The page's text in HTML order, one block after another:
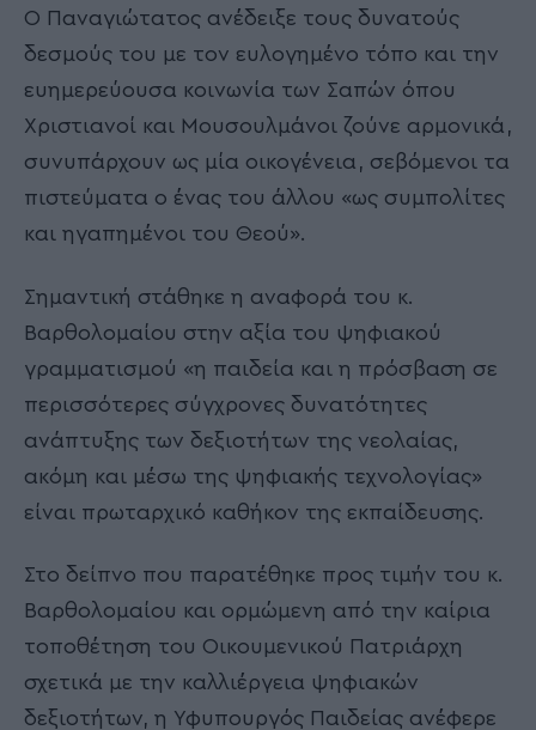
Ο Παναγιώτατος ανέδειξε τους δυνατούς
δεσμούς του με τον ευλογημένο τόπο και την
ευημερεύουσα κοινωνία των Σαπών όπου
Χριστιανοί και Μουσουλμάνοι ζούνε αρμονικά,
συνυπάρχουν ως μία οικογένεια, σεβόμενοι τα
πιστεύματα ο ένας του άλλου «ως συμπολίτες
και ηγαπημένοι του Θεού».
Σημαντική στάθηκε η αναφορά του κ.
Βαρθολομαίου στην αξία του ψηφιακού
γραμματισμού «η παιδεία και η πρόσβαση σε
περισσότερες σύγχρονες δυνατότητες
ανάπτυξης των δεξιοτήτων της νεολαίας,
ακόμη και μέσω της ψηφιακής τεχνολογίας»
είναι πρωταρχικό καθήκον της εκπαίδευσης.
Στο δείπνο που παρατέθηκε προς τιμήν του κ.
Βαρθολομαίου και ορμώμενη από την καίρια
τοποθέτηση του Οικουμενικού Πατριάρχη
σχετικά με την καλλιέργεια ψηφιακών
δεξιοτήτων, η Υφυπουργός Παιδείας ανέφερε